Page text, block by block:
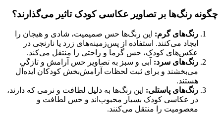
چگونه رنگ‌ها بر تصاویر عکاسی کودک تاثیر می‌گذارند؟
رنگ‌های گرم: این رنگ‌ها حس صمیمیت، شادی و هیجان را
ایجاد می‌کنند. استفاده از پس‌زمینه‌های زرد یا نارنجی در
عکس‌های کودک، حس گرما و راحتی را منتقل می‌کند.
رنگ‌های سرد: آبی و سبز به تصاویر حس آرامش و تازگی
می‌بخشند و برای ثبت لحظات آرامش‌بخش کودکان ایده‌آل
هستند.
رنگ‌های پاستلی: این رنگ‌ها به دلیل لطافت و نرمی که دارند،
در عکاسی کودک بسیار محبوب‌اند و حس لطافت و
معصومیت را منتقل می‌کنند.